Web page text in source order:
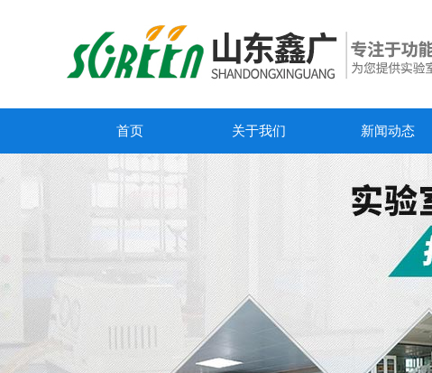
首页 关于我们 新闻动态